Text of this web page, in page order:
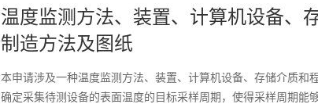
温度监测方法、装置、计算机设备、
制造方法及图纸
本申请涉及一种温度监测方法、装置、计算机设备、存储介质和
确定采集待测设备的表面温度的目标采样周期，使得采样周期能